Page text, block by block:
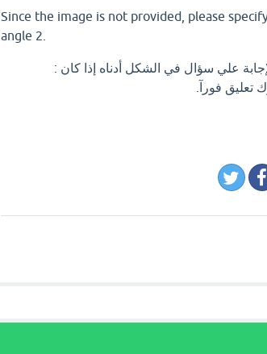
Since the image is not provided, please
angle 2.
علي سؤال في الشكل أدناه إذا كان :